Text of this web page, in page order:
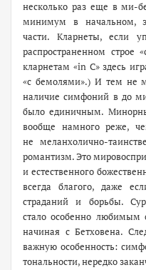
несколько раз еще в ми-
минимум в начальном,
части. Кларнеты, если
распространенном строе
кларнетам «in C» здесь
«с бемолями».) И тем не
наличие симфоний в до
было единичным.
вообще намного реже,
не меланхолично-
романтизм. Это
и естественного
всегда благого, даже
страданий и борьбы.
стало особенно
начиная с Бетховена.
важную особенность:
тональности, нередко